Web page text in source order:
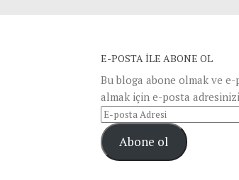
E-POSTA ILE ABONE OL
Bu bloga abone olmak ve
almak için e-posta
E-
posta
AdresiAbone ol